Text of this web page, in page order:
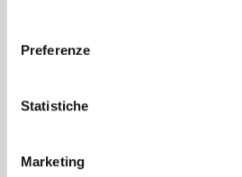
Preferenze
Statistiche
Marketing